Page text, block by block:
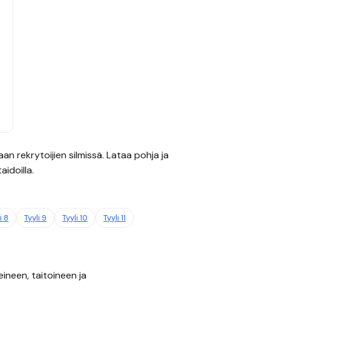
rekrytoijien silmissä. Lataa pohja ja
8 Tyyli 9 Tyyli 10 Tyyli 11
taitoineen ja